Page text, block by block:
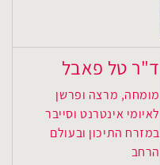
ד"ר טל פאבל
מומחה, מרצה ופרשן
לאיומי אינטרנט וסייבר
במזרח התיכון ובעולם
הרחב